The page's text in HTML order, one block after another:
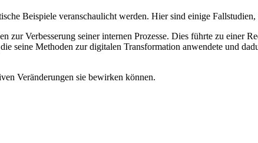
Beispiele veranschaulicht werden. Hier sind einige
zur Verbesserung seiner internen Prozesse. Dies führte zu einer
seine Methoden zur digitalen Transformation anwendete und
Veränderungen sie bewirken können.